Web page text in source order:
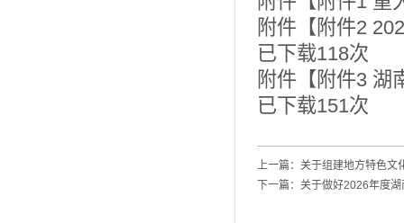
附件【 附件2
已下载118次
附件【 附件3 湖
已下载151次
上一篇： 关于组建地方特色文
下一篇： 关于做好2026年度